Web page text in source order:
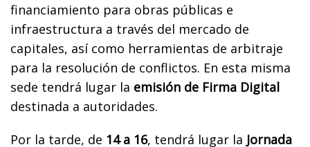
financiamiento para obras públicas e
infraestructura a través del mercado de
capitales, así como herramientas de arbitraje
para la resolución de conflictos. En esta misma
sede tendrá lugar la emisión de Firma Digital
destinada a autoridades.
Por la tarde, de 14 a 16, tendrá lugar la Jornada